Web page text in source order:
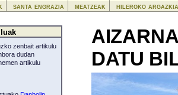
DATU
zenbait artikulu
dudan
artikulu
santa engrazia meatzeak hileroko